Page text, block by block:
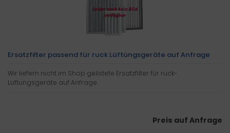
Ersatzfilter passend für ruck Lüftüngsgeräte auf Anfrage
Wir liefern nicht im Shop gelistete Ersatzfilter für ruck-
Lüftungsgeräte auf Anfrage.
Preis auf Anfrage